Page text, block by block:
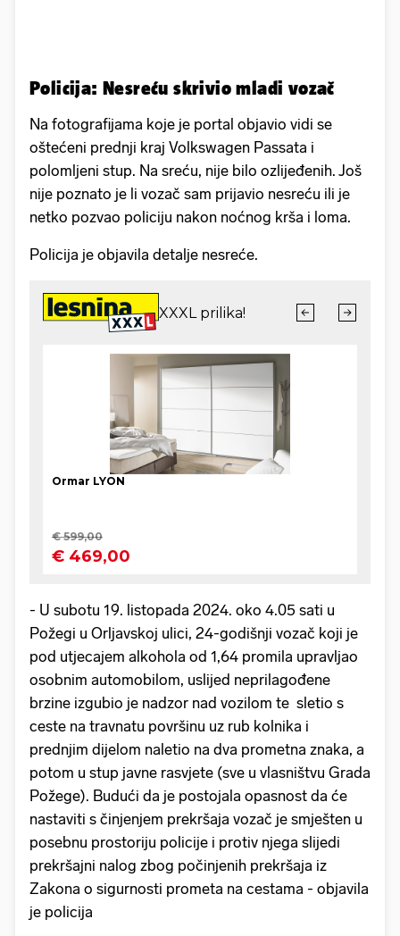
Policija: Nesreću skrivio mladi vozač
Na fotografijama koje je portal objavio vidi se
oštećeni prednji kraj Volkswagen Passata i
polomljeni stup. Na sreću, nije bilo ozlijeđenih. Još
nije poznato je li vozač sam prijavio nesreću ili je
netko pozvao policiju nakon noćnog krša i loma.
Policija je objavila detalje nesreće.
- U subotu 19. listopada 2024. oko 4.05 sati u
Požegi u Orljavskoj ulici, 24-godišnji vozač koji je
pod utjecajem alkohola od 1,64 promila upravljao
osobnim automobilom, uslijed neprilagođene
brzine izgubio je nadzor nad vozilom te sletio s
ceste na travnatu površinu uz rub kolnika i
prednjim dijelom naletio na dva prometna znaka, a
potom u stup javne rasvjete (sve u vlasništvu Grada
Požege). Budući da je postojala opasnost da će
nastaviti s činjenjem prekršaja vozač je smješten u
posebnu prostoriju policije i protiv njega slijedi
prekršajni nalog zbog počinjenih prekršaja iz
Zakona o sigurnosti prometa na cestama - objavila
je policija